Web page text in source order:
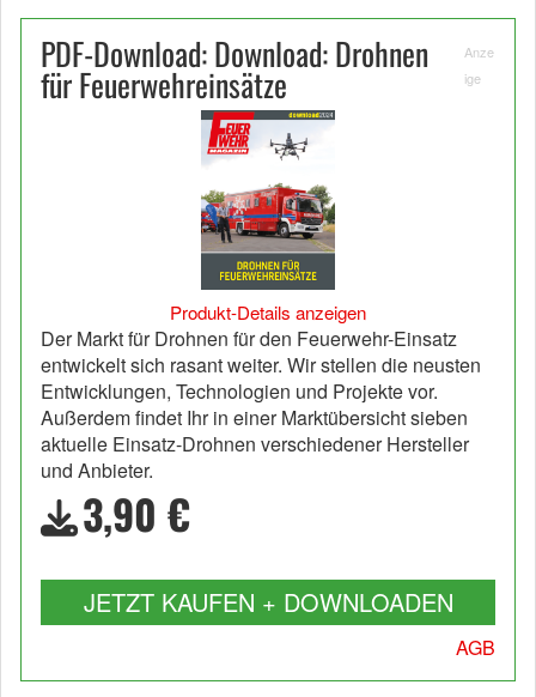
PDF-Download: Download: Drohnen
für Feuerwehreinsätze
Anze
ige
Produkt-Details anzeigen
Der Markt für Drohnen für den Feuerwehr-Einsatz
entwickelt sich rasant weiter. Wir stellen die neusten
Entwicklungen, Technologien und Projekte vor.
Außerdem findet Ihr in einer Marktübersicht sieben
aktuelle Einsatz-Drohnen verschiedener Hersteller
und Anbieter.
3,90 €
JETZT KAUFEN + DOWNLOADEN
AGB